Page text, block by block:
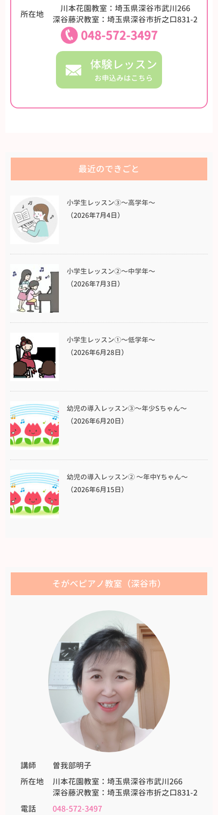
所在地
川本花園教室：埼玉県深谷市武川266
深谷藤沢教室：埼玉県深谷市折之口831-2
048-572-3497
体験レッスン
お申込みはこちら
最近のできごと
小学生レッスン③〜高学年〜
（2026年7月4日）
小学生レッスン②〜中学年〜
（2026年7月3日）
小学生レッスン①〜低学年〜
（2026年6月28日）
幼児の導入レッスン③〜年少Sちゃん〜
（2026年6月20日）
幼児の導入レッスン② 〜年中Yちゃん〜
（2026年6月15日）
そがべピアノ教室（深谷市）
講師
曽我部明子
所在地
川本花園教室：埼玉県深谷市武川266
深谷藤沢教室：埼玉県深谷市折之口831-2
電話
048-572-3497